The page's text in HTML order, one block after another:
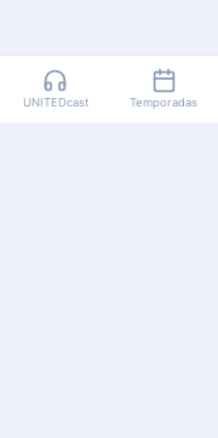
UNITEDcast Temporadas